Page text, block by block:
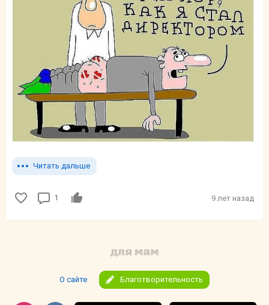
Читать дальше
1 9 лет назад
О сайте Благотворительность